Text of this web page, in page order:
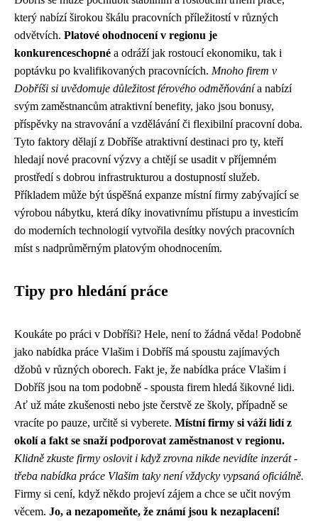
který nabízí širokou škálu pracovních příležitostí v různých
odvětvích. Platové ohodnocení v regionu je
konkurenceschopné a odráží jak rostoucí ekonomiku, tak i
poptávku po kvalifikovaných pracovnících. Mnoho firem v
Dobříši si uvědomuje důležitost férového odměňovánía nabízí
svým zaměstnancům atraktivní benefity, jako jsou bonusy,
příspěvky na stravování a vzdělávání či flexibilní pracovní doba.
Tyto faktory dělají z Dobříše atraktivní destinaci pro ty, kteří
hledají nové pracovní výzvy a chtějí se usadit v příjemném
prostředí s dobrou infrastrukturou a dostupností služeb.
Příkladem může být úspěšná expanze místní firmy zabývající se
výrobou nábytku, která díky inovativnímu přístupu a investicím
do moderních technologií vytvořila desítky nových pracovních
míst s nadprůměrným platovým ohodnocením.
Tipy pro hledání práce
Koukáte po práci v Dobříši? Hele, není to žádná věda! Podobně
jako nabídka práce Vlašim i Dobříš má spoustu zajímavých
džobů v různých oborech. Fakt je, že nabídka práce Vlašim i
Dobříš jsou na tom podobně - spousta firem hledá šikovné lidi.
Ať už máte zkušenosti nebo jste čerstvě ze školy, případně se
vracíte po pauze, určitě si vyberete. Místní firmy si váží lidí z
okolí a fakt se snaží podporovat zaměstnanost v regionu.
Klidně zkuste firmy oslovit i když zrovna nikde nevidíte inzerát -
třeba nabídka práce Vlašim taky není vždycky vypsaná oficiálně.
Firmy si cení, když někdo projeví zájem a chce se učit novým
věcem. Jo, a nezapomeňte, že známí jsou k nezaplacení!